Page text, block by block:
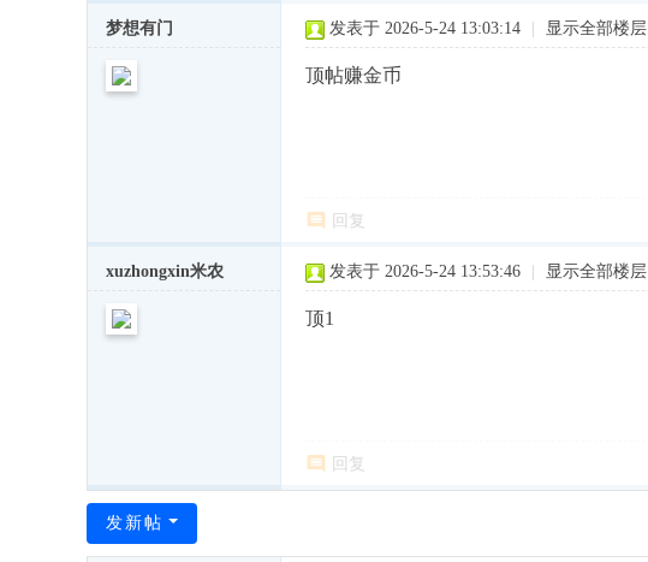
梦想有门 发表于 2026-5-24 13:03:14 显示全部楼层
顶帖赚金币
回复
xuzhongxin米农 发表于 2026-5-24 13:53:46 显示全部楼层
顶1
回复
发新帖